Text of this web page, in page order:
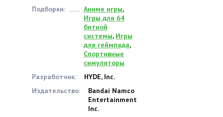
Подборки:
Аниме игры,
Игры для 64
битной
системы, Игры
для геймпада,
Спортивные
симуляторы
Разработчик:
HYDE, Inc.
Издательство:
Bandai Namco
Entertainment
Inc.